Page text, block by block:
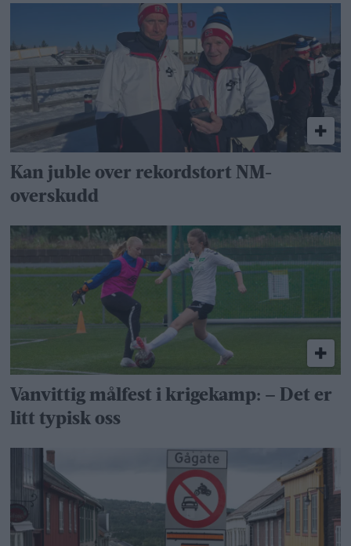
Kan juble over rekordstort NM-
overskudd
Vanvittig målfest i krigekamp: – Det er
litt typisk oss